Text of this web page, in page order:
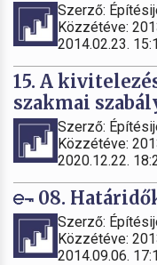
Szerző:
Közzétéve:
2014.02.23.
15. A
szakmai
Szerző:
Közzétéve:
2020.12.22.
08.
Szerző:
Közzétéve:
2014.09.06.